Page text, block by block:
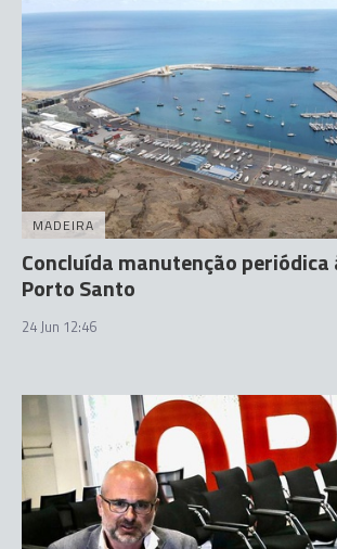
MADEIRA
Concluída manutenção periódica
Porto Santo
24 Jun 12:46